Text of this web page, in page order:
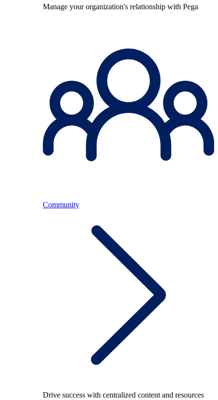
Manage your organization's relationship with Pega
Community
Drive success with centralized content and resources